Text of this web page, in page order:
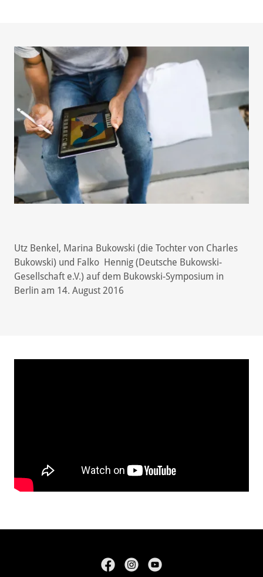
Utz Benkel, Marina Bukowski (die Tochter von Charles
Bukowski) und Falko Hennig (Deutsche Bukowski-
Gesellschaft e.V.) auf dem Bukowski-Symposium in